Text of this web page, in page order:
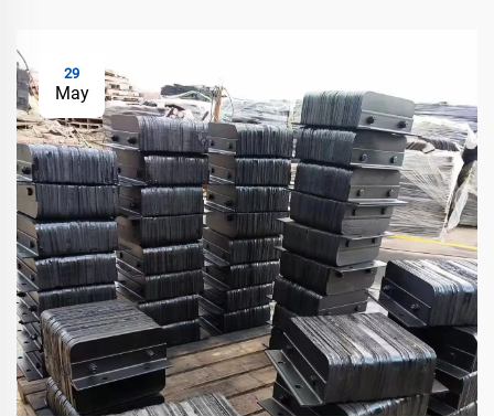
29
May